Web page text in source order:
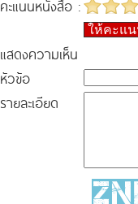
คะแนนหนังสือ :
ให้คะแ
แสดงความเห็น
หัวข้อ
รายละเอียด